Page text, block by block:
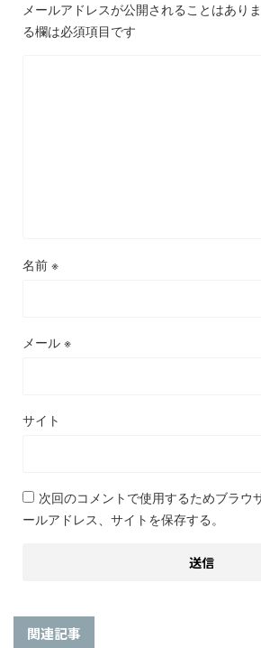
メールアドレスが公開されることはありま
る欄は必須項目です
名前 ※
メール ※
サイト
次回のコメントで使用するためブラウ
ールアドレス、サイトを保存する。
関連記事